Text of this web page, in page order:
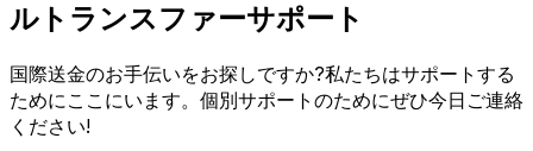
ルトランスファーサポート
国際送金のお手伝いをお探しですか?私たちはサポートする
ためにここにいます。個別サポートのためにぜひ今日ご連絡
ください!